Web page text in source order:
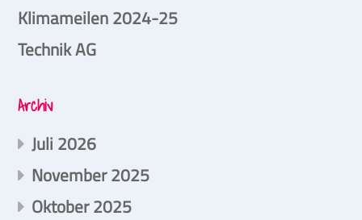
Klimameilen 2024-25
Technik AG
Archiv
Juli 2026
November 2025
Oktober 2025